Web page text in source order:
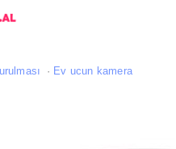
Ev ucun kamera